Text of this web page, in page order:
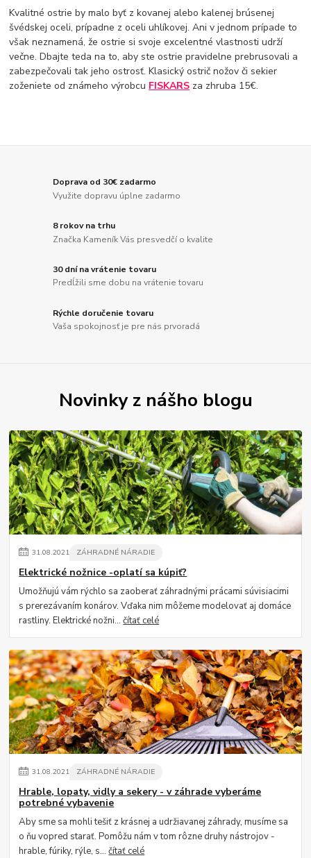
Kvalitné ostrie by malo byť z kovanej alebo kalenej brúsenej
švédskej oceli, prípadne z oceli uhlíkovej. Ani v jednom prípade to
však neznamená, že ostrie si svoje excelentné vlastnosti udrží
večne. Dbajte teda na to, aby ste ostrie pravidelne prebrusovali a
zabezpečovali tak jeho ostrosť. Klasický ostrič nožov či sekier
zoženiete od známeho výrobcu FISKARS za zhruba 15€.
Doprava od 30€ zadarmo
Využite dopravu úplne zadarmo
8 rokov na trhu
Značka Kameník Vás presvedčí o kvalite
30 dní na vrátenie tovaru
Predĺžili sme dobu na vrátenie tovaru
Rýchle doručenie tovaru
Vaša spokojnosť je pre nás prvoradá
Novinky z nášho blogu
31.08.2021 ZÁHRADNÉ NÁRADIE
Elektrické nožnice -oplatí sa kúpiť?
Umožňujú vám rýchlo sa zaoberať záhradnými prácami súvisiacimi
s prerezávaním konárov. Vďaka nim môžeme modelovať aj domáce
rastliny. Elektrické nožni...čítať celé
31.08.2021 ZÁHRADNÉ NÁRADIE
Hrable, lopaty, vidly a sekery - v záhrade vyberáme
potrebné vybavenie
Aby sme sa mohli tešiť z krásnej a udržiavanej záhrady, musíme sa
o ňu vopred starať. Pomôžu nám v tom rôzne druhy nástrojov -
hrable, fúriky, rýle, s...čítať celé